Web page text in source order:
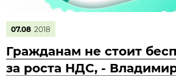
07.08 2018
Гражданам не стоит
за роста НДС, -